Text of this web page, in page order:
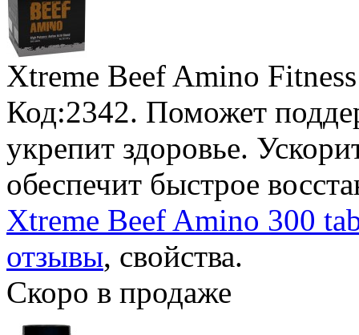
Xtreme Beef Amino
Код:2342. Поможет
укрепит здоровье.
обеспечит быстрое
Xtreme Beef Amino 300
отзывы, свойства.
Скоро в продаже